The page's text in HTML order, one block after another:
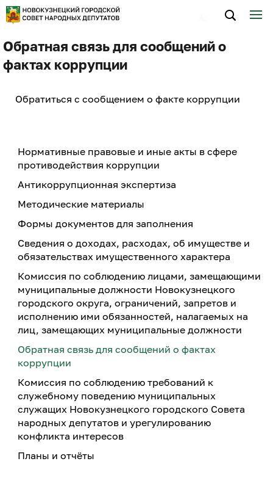
Обратная связь для сообщений о
фактах коррупции
Обратиться с сообщением о факте коррупции
Нормативные правовые и иные акты в сфере
противодействия коррупции
Антикоррупционная экспертиза
Методические материалы
Формы документов для заполнения
Сведения о доходах, расходах, об имуществе и
обязательствах имущественного характера
Комиссия по соблюдению лицами, замещающими
муниципальные должности Новокузнецкого
городского округа, ограничений, запретов и
исполнению ими обязанностей, налагаемых на
лиц, замещающих муниципальные должности
Обратная связь для сообщений о фактах
коррупции
Комиссия по соблюдению требований к
служебному поведению муниципальных
служащих Новокузнецкого городского Совета
народных депутатов и урегулированию
конфликта интересов
Планы и отчёты